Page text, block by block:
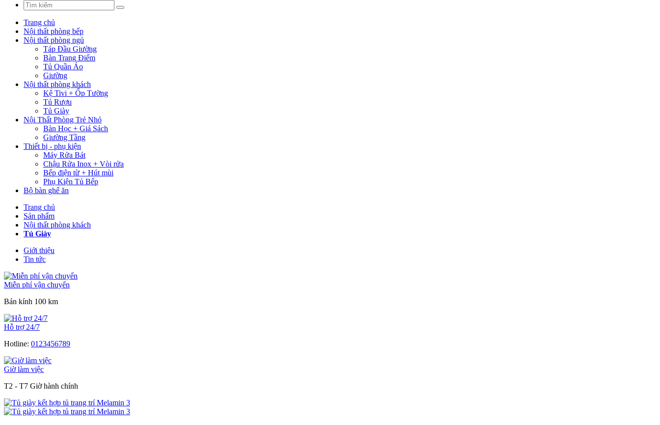
Trang chủ
Nội thất phòng bếp
Nội thất phòng ngủ
Táp Đầu Giường
Bàn Trang Điểm
Tủ Quần Áo
Giường
Nội thất phòng khách
Kệ Tivi + Ốp Tường
Tủ Rượu
Tủ Giày
Nội Thất Phòng Trẻ Nhỏ
Bàn Học + Giá Sách
Giường Tầng
Thiết bị - phụ kiện
Máy Rửa Bát
Chậu Rửa Inox + Vòi rửa
Bếp điện từ + Hút mùi
Phụ Kiện Tủ Bếp
Bộ bàn ghế ăn
Trang chủ
Sản phẩm
Nội thất phòng khách
Tủ Giày
Giới thiệu
Tin tức
Miễn phí vận chuyển
Bán kính 100 km
Hỗ trợ 24/7
Hotline: 0123456789
Giờ làm việc
T2 - T7 Giờ hành chính